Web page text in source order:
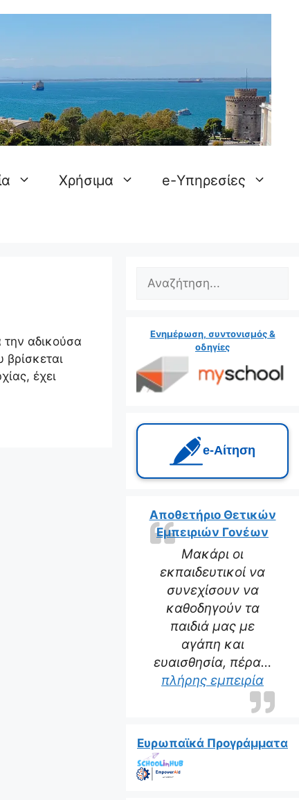
Χρήσιμα e-Υπηρεσίες
αδικούσα
έχει
Ενημέρωση, συντονισμός &
οδηγίες
e‑Αίτηση
Μακάρι οι
εκπαιδευτικοί να
συνεχίσουν να
καθοδηγούν τα
παιδιά μας με
αγάπη και
ευαισθησία, πέρα…
πλήρης εμπειρία“Η
Αποθετήριο Θετικών
Εμπειριών Γονέων
Ευρωπαϊκά Προγράμματα